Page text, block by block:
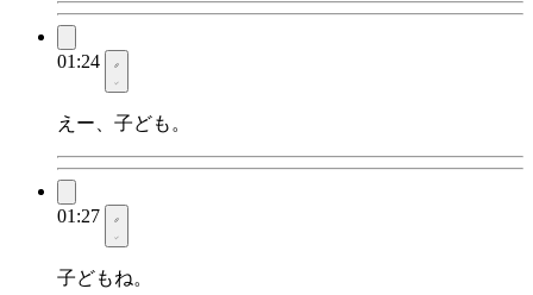
01:24
えー、子ども。
01:27
子どもね。